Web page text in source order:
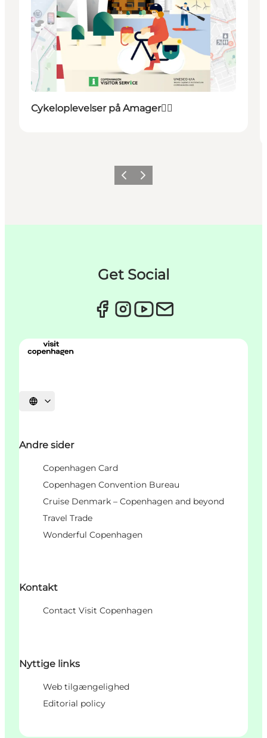
Cykeloplevelser på Amager🚴‍♀️
Previous
Next
Get Social
Select language
Andre sider
Copenhagen Card
Copenhagen Convention Bureau
Cruise Denmark – Copenhagen and beyond
Travel Trade
Wonderful Copenhagen
Kontakt
Contact Visit Copenhagen
Nyttige links
Web tilgængelighed
Editorial policy